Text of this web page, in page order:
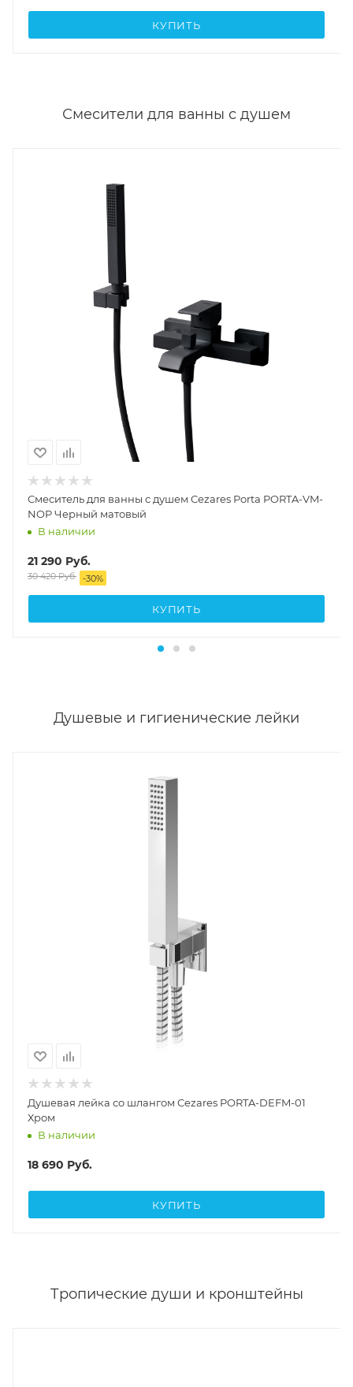
КУПИТЬ
Смесители для ванны с душем
Смеситель для ванны с душем Cezares Porta PORTA-VM-
NOP Черный матовый
В наличии
21 290 Руб.
30 420Руб. -30%
КУПИТЬ
Душевые и гигиенические лейки
Душевая лейка со шлангом Cezares PORTA-DEFM-01
Хром
В наличии
18 690 Руб.
КУПИТЬ
Тропические души и кронштейны